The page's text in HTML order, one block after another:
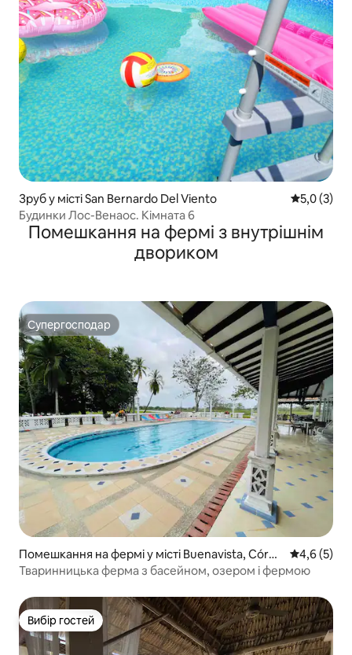
Зруб у місті San Bernardo Del Viento Середня
5,0 (3)
Будинки Лос-Венаос. Кімната 6
Помешкання на фермі з внутрішнім
двориком
Супергосподар
Супергосподар
Помешкання на фермі у місті Buenavista, Córdo
ba
Середня
4,6 (5)
Тваринницька ферма з басейном, озером і фермою
Вибір гостей
Вибір гостей